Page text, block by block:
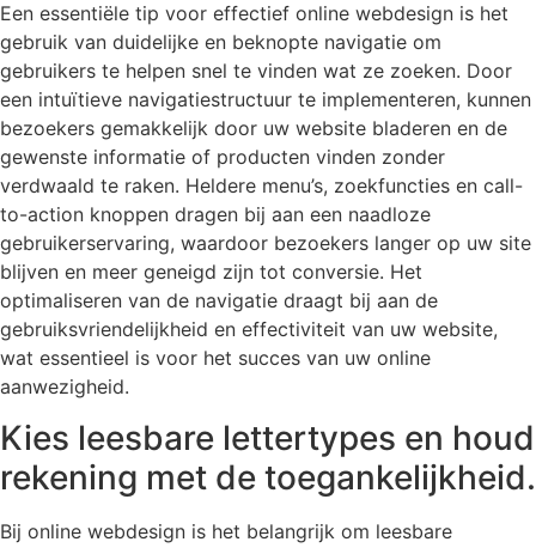
Een essentiële tip voor effectief online webdesign is het
gebruik van duidelijke en beknopte navigatie om
gebruikers te helpen snel te vinden wat ze zoeken. Door
een intuïtieve navigatiestructuur te implementeren, kunnen
bezoekers gemakkelijk door uw website bladeren en de
gewenste informatie of producten vinden zonder
verdwaald te raken. Heldere menu’s, zoekfuncties en call-
to-action knoppen dragen bij aan een naadloze
gebruikerservaring, waardoor bezoekers langer op uw site
blijven en meer geneigd zijn tot conversie. Het
optimaliseren van de navigatie draagt bij aan de
gebruiksvriendelijkheid en effectiviteit van uw website,
wat essentieel is voor het succes van uw online
aanwezigheid.
Kies leesbare lettertypes en houd
rekening met de toegankelijkheid.
Bij online webdesign is het belangrijk om leesbare